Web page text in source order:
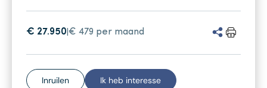
€ 27.950 € 479 per maand
Inruilen Ik heb interesse